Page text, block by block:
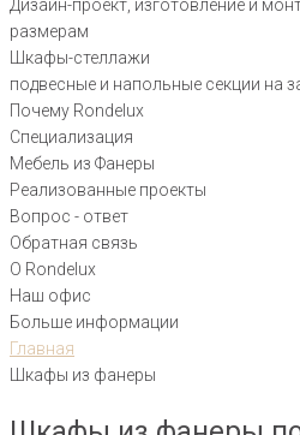
Дизайн-проект, изготовление и
размерам
Шкафы-стеллажи
подвесные и напольные секции на
Почему Rondelux
Специализация
Мебель из Фанеры
Реализованные проекты
Вопрос - ответ
Обратная связь
О Rondelux
Наш офис
Больше информации
Главная
Шкафы из фанеры